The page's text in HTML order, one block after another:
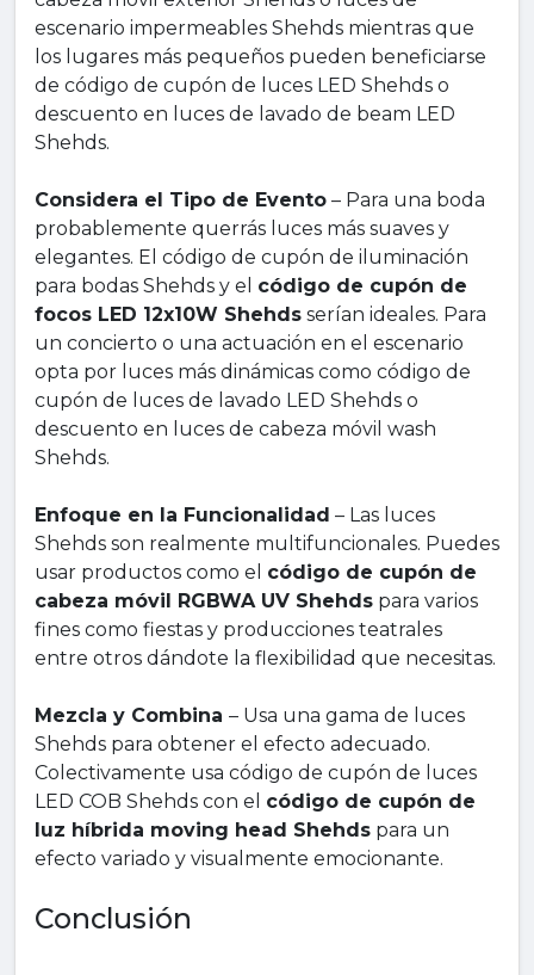
escenario impermeables Shehds mientras que
los lugares más pequeños pueden beneficiarse
de código de cupón de luces LED Shehds o
descuento en luces de lavado de beam LED
Shehds.
Considera el Tipo de Evento – Para una boda
probablemente querrás luces más suaves y
elegantes. El código de cupón de iluminación
para bodas Shehds y el código de cupón de
focos LED 12x10W Shehds serían ideales. Para
un concierto o una actuación en el escenario
opta por luces más dinámicas como código de
cupón de luces de lavado LED Shehds o
descuento en luces de cabeza móvil wash
Shehds.
Enfoque en la Funcionalidad – Las luces
Shehds son realmente multifuncionales. Puedes
usar productos como el código de cupón de
cabeza móvil RGBWA UV Shehds para varios
fines como fiestas y producciones teatrales
entre otros dándote la flexibilidad que necesitas.
Mezcla y Combina – Usa una gama de luces
Shehds para obtener el efecto adecuado.
Colectivamente usa código de cupón de luces
LED COB Shehds con el código de cupón de
luz híbrida moving head Shehds para un
efecto variado y visualmente emocionante.
Conclusión